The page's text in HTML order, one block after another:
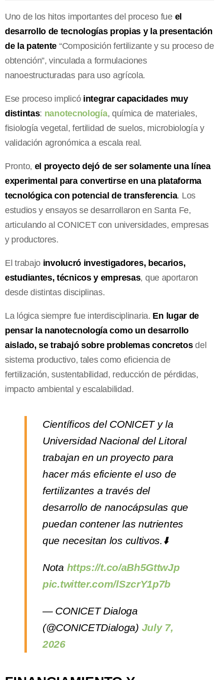
Uno de los hitos importantes del proceso fue el
desarrollo de tecnologías propias y la presentación
de la patente “Composición fertilizante y su proceso de
obtención”, vinculada a formulaciones
nanoestructuradas para uso agrícola.
Ese proceso implicó integrar capacidades muy
distintas: nanotecnología, química de materiales,
fisiología vegetal, fertilidad de suelos, microbiología y
validación agronómica a escala real.
Pronto, el proyecto dejó de ser solamente una línea
experimental para convertirse en una plataforma
tecnológica con potencial de transferencia. Los
estudios y ensayos se desarrollaron en Santa Fe,
articulando al CONICET con universidades, empresas
y productores.
El trabajo involucró investigadores, becarios,
estudiantes, técnicos y empresas, que aportaron
desde distintas disciplinas.
La lógica siempre fue interdisciplinaria. En lugar de
pensar la nanotecnología como un desarrollo
aislado, se trabajó sobre problemas concretosdel
sistema productivo, tales como eficiencia de
fertilización, sustentabilidad, reducción de pérdidas,
impacto ambiental y escalabilidad.
Científicos del CONICET y la
Universidad Nacional del Litoral
trabajan en un proyecto para
hacer más eficiente el uso de
fertilizantes a través del
desarrollo de nanocápsulas que
puedan contener las nutrientes
que necesitan los cultivos.⬇️
Nota https://t.co/aBh5GttwJp
pic.twitter.com/lSzcrY1p7b
— CONICET Dialoga
(@CONICETDialoga) July 7,
2026